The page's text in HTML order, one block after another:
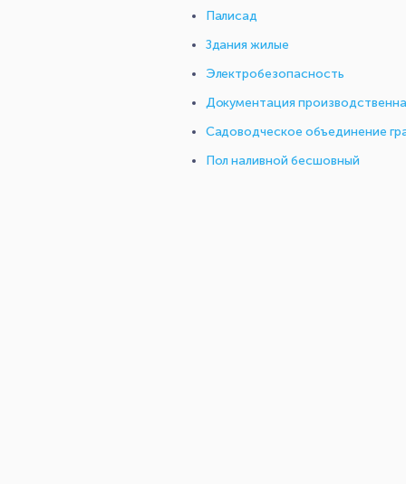
Палисад
Здания жилые
Электробезопасность
Документация
Садоводческое объединение
Пол наливной бесшовный